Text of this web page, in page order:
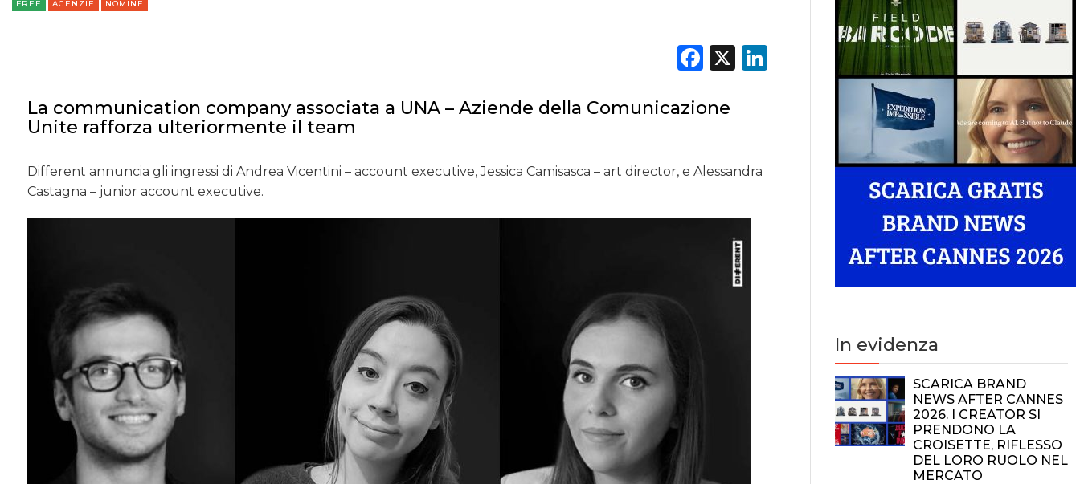
FREE AGENZIE NOMINE
Facebook
X LinkedIn
La communication company associata a UNA – Aziende della Comunicazione
Unite rafforza ulteriormente il team
Different annuncia gli ingressi di Andrea Vicentini – account executive, Jessica Camisasca – art director, e Alessandra
Castagna – junior account executive.
In evidenza
SCARICA BRAND
NEWS AFTER CANNES
2026. I CREATOR SI
PRENDONO LA
CROISETTE, RIFLESSO
DEL LORO RUOLO NEL
MERCATO